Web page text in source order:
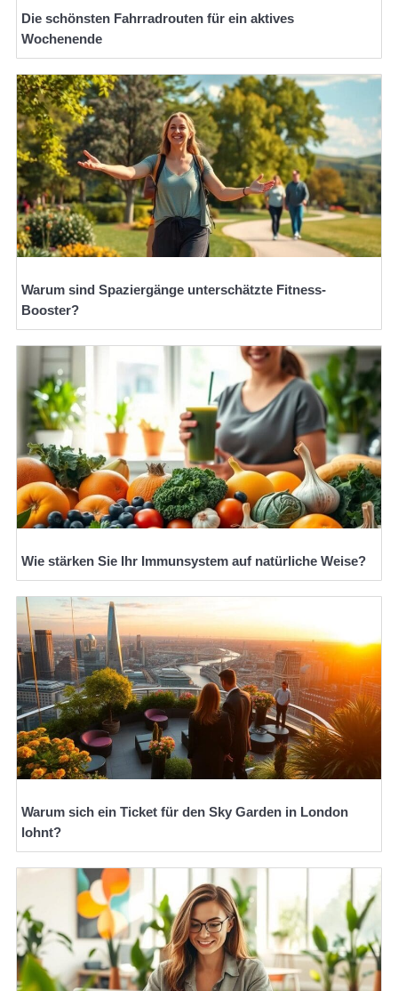
Die schönsten Fahrradrouten für ein aktives
Wochenende
Warum sind Spaziergänge unterschätzte Fitness-
Booster?
Wie stärken Sie Ihr Immunsystem auf natürliche Weise?
Warum sich ein Ticket für den Sky Garden in London
lohnt?